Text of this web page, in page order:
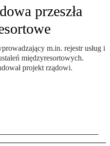
przeszła
m.in. rejestr usług i
międzyresortowych.
projekt rządowi.